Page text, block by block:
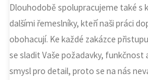
Dlouhodobě spolupracujeme také s
dalšími řemeslníky, kteří naši práci
obohacují. Ke každé zakázce
se sladit Vaše požadavky,
smysl pro detail, proto se na nás